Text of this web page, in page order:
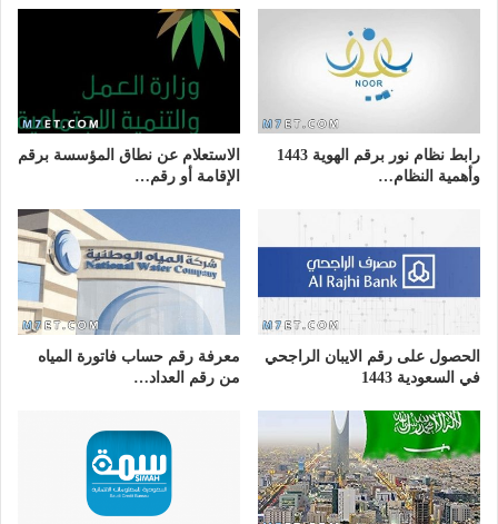
رابط نظام نور برقم الهوية 1443
وأهمية النظام…
الاستعلام عن نطاق المؤسسة برقم
الإقامة أو رقم…
الحصول على رقم الايبان الراجحي
في السعودية 1443
معرفة رقم حساب فاتورة المياه
من رقم العداد…